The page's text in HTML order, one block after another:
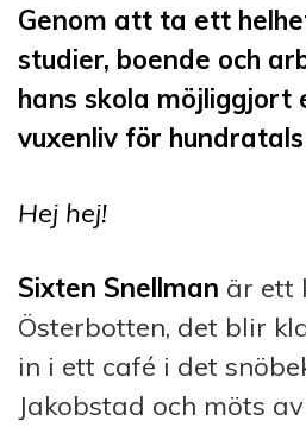
Genom att ta ett
studier, boende och
hans skola
vuxenliv för
Hej hej!
Sixten Snellman är ett
Österbotten, det blir
in i ett café i det
Jakobstad och möts